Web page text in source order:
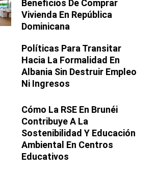
Beneficios De Comprar
Vivienda En República
Dominicana
Políticas Para Transitar
Hacia La Formalidad En
Albania Sin Destruir Empleo
Ni Ingresos
Cómo La RSE En Brunéi
Contribuye A La
Sostenibilidad Y Educación
Ambiental En Centros
Educativos